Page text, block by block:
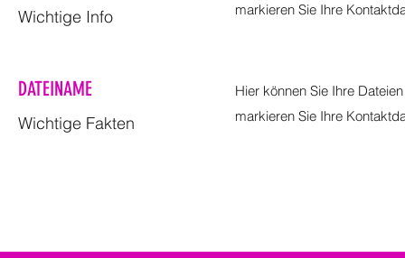
Wichtige Info
markieren Sie Ihre
DATEINAME
Wichtige Fakten
Hier können Sie Ihre
markieren Sie Ihre